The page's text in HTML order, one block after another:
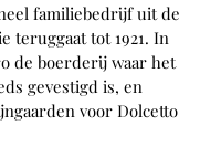
familiebedrijf uit de
teruggaat tot 1921. In
de boerderij waar het
gevestigd is, en
voor Dolcetto